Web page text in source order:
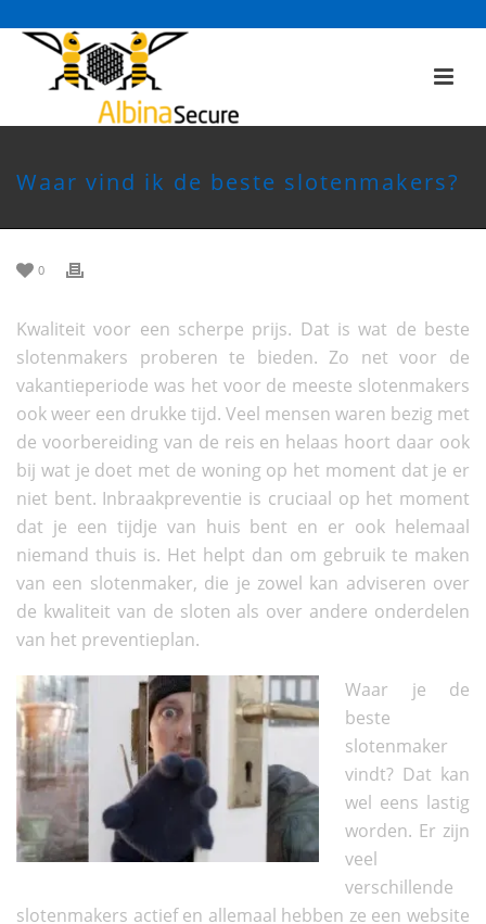
Waar vind ik de beste slotenmakers?
0
Kwaliteit voor een scherpe prijs. Dat is wat de beste
slotenmakers proberen te bieden. Zo net voor de
vakantieperiode was het voor de meeste slotenmakers
ook weer een drukke tijd. Veel mensen waren bezig met
de voorbereiding van de reis en helaas hoort daar ook
bij wat je doet met de woning op het moment dat je er
niet bent. Inbraakpreventie is cruciaal op het moment
dat je een tijdje van huis bent en er ook helemaal
niemand thuis is. Het helpt dan om gebruik te maken
van een slotenmaker, die je zowel kan adviseren over
de kwaliteit van de sloten als over andere onderdelen
van het preventieplan.
Waar je de
beste
slotenmaker
vindt? Dat kan
wel eens lastig
worden. Er zijn
veel
verschillende
slotenmakers actief en allemaal hebben ze een website